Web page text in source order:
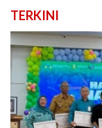
TERKINI